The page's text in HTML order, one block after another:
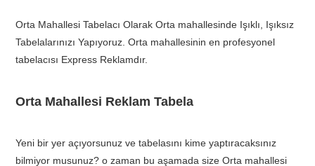
Orta Mahallesi Tabelacı Olarak Orta mahallesinde Işıklı, Işıksız
Tabelalarınızı Yapıyoruz. Orta mahallesinin en profesyonel
tabelacısı Express Reklamdır.
Orta Mahallesi Reklam Tabela
Yeni bir yer açıyorsunuz ve tabelasını kime yaptıracaksınız
bilmiyor musunuz? o zaman bu aşamada size Orta mahallesi